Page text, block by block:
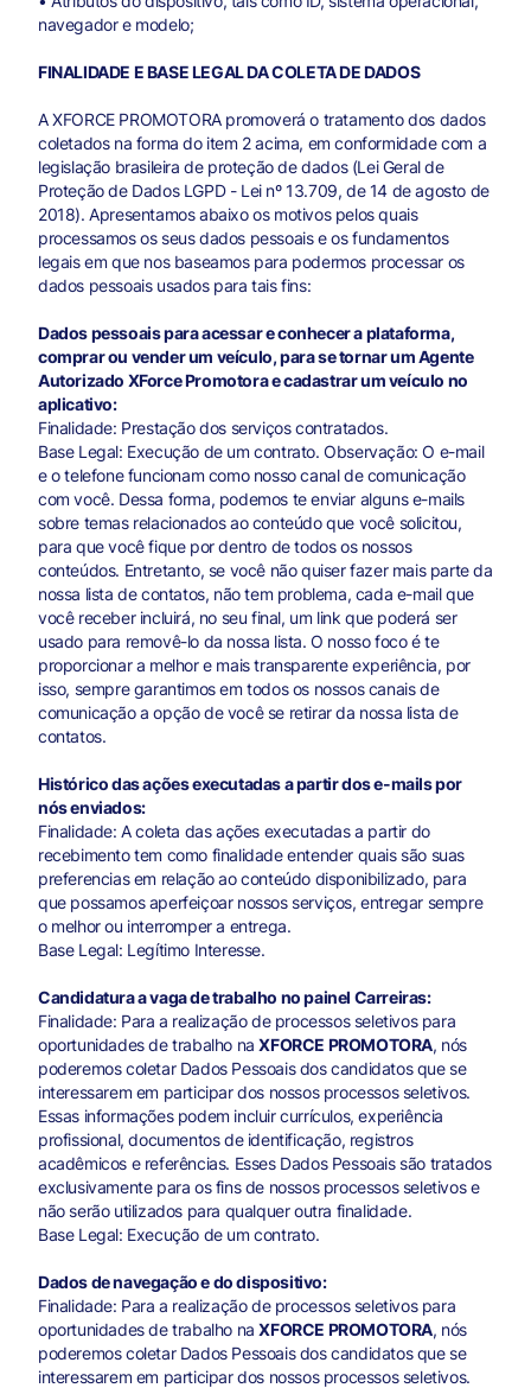
navegador e modelo;
FINALIDADE E BASE LEGAL DA COLETA DE DADOS
A XFORCE PROMOTORA promoverá o tratamento dos dados
coletados na forma do item 2 acima, em conformidade com a
legislação brasileira de proteção de dados (Lei Geral de
Proteção de Dados LGPD - Lei nº 13.709, de 14 de agosto de
2018). Apresentamos abaixo os motivos pelos quais
processamos os seus dados pessoais e os fundamentos
legais em que nos baseamos para podermos processar os
dados pessoais usados para tais fins:
Dados pessoais para acessar e conhecer a plataforma,
comprar ou vender um veículo, para se tornar um Agente
Autorizado XForce Promotora e cadastrar um veículo no
aplicativo:
Finalidade: Prestação dos serviços contratados.
Base Legal: Execução de um contrato. Observação: O e-mail
e o telefone funcionam como nosso canal de comunicação
com você. Dessa forma, podemos te enviar alguns e-mails
sobre temas relacionados ao conteúdo que você solicitou,
para que você fique por dentro de todos os nossos
conteúdos. Entretanto, se você não quiser fazer mais parte da
nossa lista de contatos, não tem problema, cada e-mail que
você receber incluirá, no seu final, um link que poderá ser
usado para removê-lo da nossa lista. O nosso foco é te
proporcionar a melhor e mais transparente experiência, por
isso, sempre garantimos em todos os nossos canais de
comunicação a opção de você se retirar da nossa lista de
contatos.
Histórico das ações executadas a partir dos e-mails por
nós enviados:
Finalidade: A coleta das ações executadas a partir do
recebimento tem como finalidade entender quais são suas
preferencias em relação ao conteúdo disponibilizado, para
que possamos aperfeiçoar nossos serviços, entregar sempre
o melhor ou interromper a entrega.
Base Legal: Legítimo Interesse.
Candidatura a vaga de trabalho no painel Carreiras:
Finalidade: Para a realização de processos seletivos para
oportunidades de trabalho naXFORCE PROMOTORA, nós
poderemos coletar Dados Pessoais dos candidatos que se
interessarem em participar dos nossos processos seletivos.
Essas informações podem incluir currículos, experiência
profissional, documentos de identificação, registros
acadêmicos e referências. Esses Dados Pessoais são tratados
exclusivamente para os fins de nossos processos seletivos e
não serão utilizados para qualquer outra finalidade.
Base Legal: Execução de um contrato.
Dados de navegação e do dispositivo:
Finalidade: Para a realização de processos seletivos para
oportunidades de trabalho naXFORCE PROMOTORA, nós
poderemos coletar Dados Pessoais dos candidatos que se
interessarem em participar dos nossos processos seletivos.